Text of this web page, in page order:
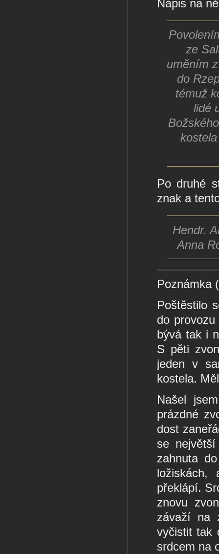
Nápis na
ze
uměním
do
témuž
lidé
Po druhé
znak a
Hendr.
Anna
Poznámka
Poštěstilo
do
bývá tak i
S pěti
jeden v
kostela.
Našel
prázdné
dost
se
zahnuta
překlápí.
znovu
závaží na
vyčistit tak
srdcem na